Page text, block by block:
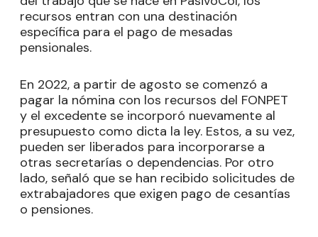
recursos entran con una destinación
específica para el pago de mesadas
pensionales.
En 2022, a partir de agosto se comenzó a
pagar la nómina con los recursos del FONPET
y el excedente se incorporó nuevamente al
presupuesto como dicta la ley. Estos, a su vez,
pueden ser liberados para incorporarse a
otras secretarías o dependencias. Por otro
lado, señaló que se han recibido solicitudes de
extrabajadores que exigen pago de cesantías
o pensiones.